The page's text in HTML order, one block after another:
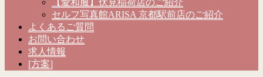
【愛和服】伏見稲荷店のご紹介
セルフ写真館ARISA 京都駅前店のご紹介
よくあるご質問
お問い合わせ
求人情報
[方案]